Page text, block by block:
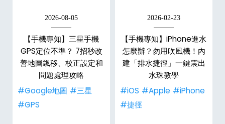
2026-08-05
【手機專知】三星手機
GPS定位不準？ 7招秒改
善地圖飄移、校正設定和
問題處理攻略
#Google地圖 #三星
#GPS
2026-02-23
【手機專知】iPhone進水
怎麼辦？勿用吹風機！內
建「排水捷徑」一鍵震出
水珠教學
#iOS #Apple #iPhone
#捷徑